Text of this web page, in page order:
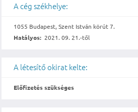
A cég székhelye:
1055 Budapest, Szent István körút 7.
Hatályos: 2021. 09. 21.-től
A létesítő okirat kelte:
Előfizetés szükséges